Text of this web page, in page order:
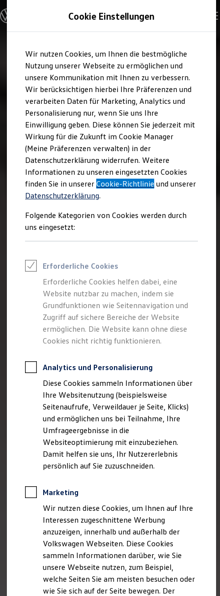
Hauptinhalt
springen
Footer
springen
Modelle und Konfigurator
Konfigurator
Modelle vergleichen
Elektroautos
ENERGY Sondermodelle
Nutzfahrzeuge
SUV und CUV
Familienautos
Kombis
Kompaktwagen
Sportwagen
Schnell verfügbare Fahrzeuge
Angebote und Produkte
Aktuelle Angebote
E-Auto-Förderung
Volkswagen Marktplatz
Die ENERGY Sondermodelle
Junge Gebrauchtwagen und Gebrauchtwagen
Volkswagen Zertifizierte Gebrauchtwagen
Elektromobilität bei Gebrauchtwagen
Saisonangebote
Reifenpakete
Leasing
Leasing-Angebote
Elektroauto Leasing
Kleinwagen-Leasing
Leasing ohne Anzahlung
Finanzierung
Autokredit mit Schlussrate
Versicherungen und Garantien
Kfz-Versicherung
Restschuldversicherungen
Garantien
Professional Class bei Volkswagen
Behörden
Direktkunden
Sonderfahrzeuge
Anpfiff zum Gewinn
Elektromobilität
Elektroautos
ID. Tutorials
Der neue ID. Polo
Der neue ID.3 Neo
Der ID.4
Der ID.7
Der ID.7 GTX
Der ID.7 Tourer
Der ID.7 GTX Tourer
Der ID. Buzz
Der neue ID. Cross
Elektrofahrzeugkonzepte
ID. EVERY1
Reichweite der ID. Modelle
Reichweite im Winter
Rekuperation
Cookie Einstellungen
Wir nutzen Cookies, um Ihnen die bestmögliche
Nutzung unserer Webseite zu ermöglichen und
unsere Kommunikation mit Ihnen zu verbessern.
Wir berücksichtigen hierbei Ihre Präferenzen und
verarbeiten Daten für Marketing, Analytics und
Personalisierung nur, wenn Sie uns Ihre
Einwilligung geben. Diese können Sie jederzeit mit
Wirkung für die Zukunft im Cookie Manager
(Meine Präferenzen verwalten) in der
Datenschutzerklärung widerrufen. Weitere
Informationen zu unseren eingesetzten Cookies
finden Sie in unsererCookie-Richtlinie und unserer
Datenschutzerklärung.
Folgende Kategorien von Cookies werden durch
uns eingesetzt:
Erforderliche Cookies
Erforderliche Cookies helfen dabei, eine
Website nutzbar zu machen, indem sie
Grundfunktionen wie Seitennavigation und
Zugriff auf sichere Bereiche der Website
ermöglichen. Die Website kann ohne diese
Cookies nicht richtig funktionieren.
Analytics und Personalisierung
Diese Cookies sammeln Informationen über
Ihre Websitenutzung (beispielsweise
Seitenaufrufe, Verweildauer je Seite, Klicks)
und ermöglichen uns bei Teilnahme, Ihre
Umfrageergebnisse in die
Websiteoptimierung mit einzubeziehen.
Damit helfen sie uns, Ihr Nutzererlebnis
persönlich auf Sie zuzuschneiden.
Marketing
Wir nutzen diese Cookies, um Ihnen auf Ihre
Interessen zugeschnittene Werbung
anzuzeigen, innerhalb und außerhalb der
Volkswagen Webseiten. Diese Cookies
sammeln Informationen darüber, wie Sie
unsere Webseite nutzen, zum Beispiel,
welche Seiten Sie am meisten besuchen oder
wie Sie sich auf der Seite bewegen. Der